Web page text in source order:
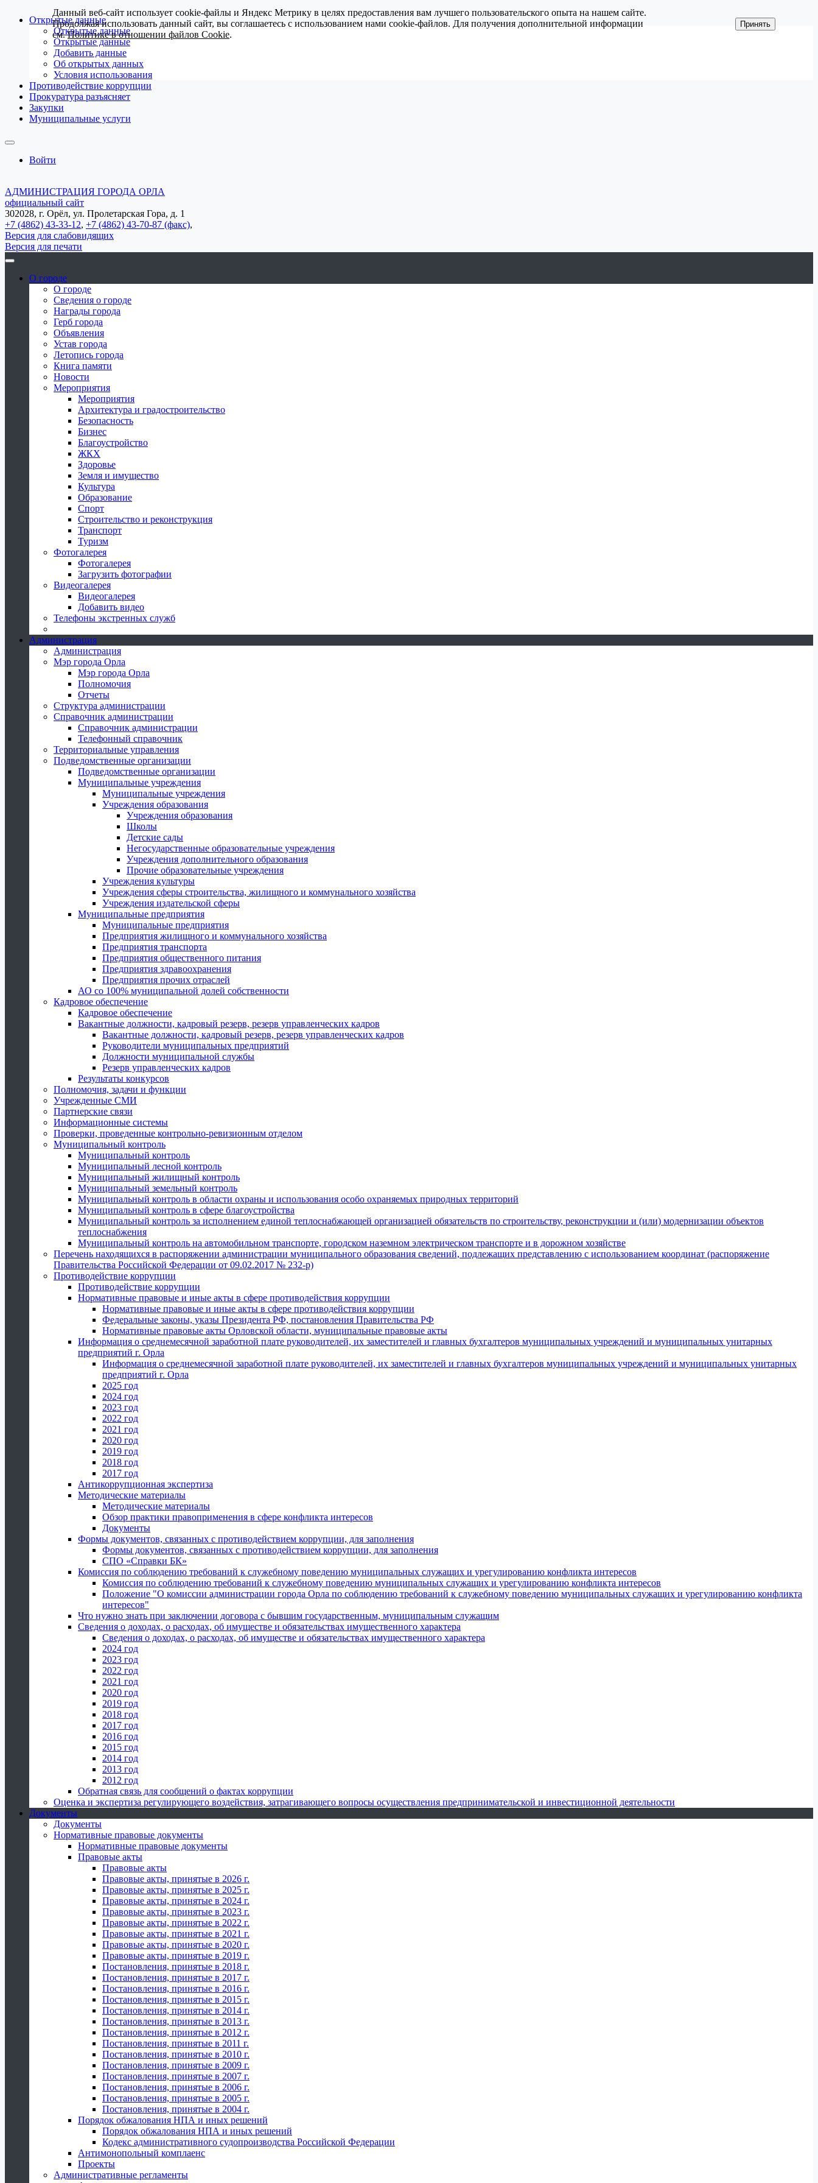
Открытые данные
Открытые данные
Открытые данные
Добавить данные
Об открытых данных
Условия использования
Противодействие коррупции
Прокуратура разъясняет
Закупки
Муниципальные услуги
Войти
АДМИНИСТРАЦИЯ ГОРОДА ОРЛА
официальный сайт
302028, г. Орёл, ул. Пролетарская Гора, д. 1
+7 (4862) 43-33-12, +7 (4862) 43-70-87 (факс),
Версия для слабовидящих
Версия для печати
О городе
О городе
Сведения о городе
Награды города
Герб города
Объявления
Устав города
Летопись города
Книга памяти
Новости
Мероприятия
Мероприятия
Архитектура и градостроительство
Безопасность
Бизнес
Благоустройство
ЖКХ
Здоровье
Земля и имущество
Культура
Образование
Спорт
Строительство и реконструкция
Транспорт
Туризм
Фотогалерея
Фотогалерея
Загрузить фотографии
Видеогалерея
Видеогалерея
Добавить видео
Телефоны экстренных служб
Администрация
Администрация
Мэр города Орла
Мэр города Орла
Полномочия
Отчеты
Структура администрации
Справочник администрации
Справочник администрации
Телефонный справочник
Территориальные управления
Подведомственные организации
Подведомственные организации
Муниципальные учреждения
Муниципальные учреждения
Учреждения образования
Учреждения образования
Школы
Детские сады
Негосударственные образовательные учреждения
Учреждения дополнительного образования
Прочие образовательные учреждения
Учреждения культуры
Учреждения сферы строительства, жилищного и коммунального хозяйства
Учреждения издательской сферы
Муниципальные предприятия
Муниципальные предприятия
Предприятия жилищного и коммунального хозяйства
Предприятия транспорта
Предприятия общественного питания
Предприятия здравоохранения
Предприятия прочих отраслей
АО со 100% муниципальной долей собственности
Кадровое обеспечение
Кадровое обеспечение
Вакантные должности, кадровый резерв, резерв управленческих кадров
Вакантные должности, кадровый резерв, резерв управленческих кадров
Руководители муниципальных предприятий
Должности муниципальной службы
Резерв управленческих кадров
Результаты конкурсов
Полномочия, задачи и функции
Учрежденные СМИ
Партнерские связи
Информационные системы
Проверки, проведенные контрольно-ревизионным отделом
Муниципальный контроль
Муниципальный контроль
Муниципальный лесной контроль
Муниципальный жилищный контроль
Муниципальный земельный контроль
Муниципальный контроль в области охраны и использования особо охраняемых природных территорий
Муниципальный контроль в сфере благоустройства
Муниципальный контроль за исполнением единой теплоснабжающей организацией обязательств по строительству, реконструкции и (или) модернизации объектов
теплоснабжения
Муниципальный контроль на автомобильном транспорте, городском наземном электрическом транспорте и в дорожном хозяйстве
Перечень находящихся в распоряжении администрации муниципального образования сведений, подлежащих представлению с использованием координат (распоряжение
Правительства Российской Федерации от 09.02.2017 № 232-р)
Противодействие коррупции
Противодействие коррупции
Нормативные правовые и иные акты в сфере противодействия коррупции
Нормативные правовые и иные акты в сфере противодействия коррупции
Федеральные законы, указы Президента РФ, постановления Правительства РФ
Нормативные правовые акты Орловской области, муниципальные правовые акты
Информация о среднемесячной заработной плате руководителей, их заместителей и главных бухгалтеров муниципальных учреждений и муниципальных унитарных
предприятий г. Орла
Информация о среднемесячной заработной плате руководителей, их заместителей и главных бухгалтеров муниципальных учреждений и муниципальных унитарных
предприятий г. Орла
2025 год
2024 год
2023 год
2022 год
2021 год
2020 год
2019 год
2018 год
2017 год
Антикоррупционная экспертиза
Методические материалы
Методические материалы
Обзор практики правоприменения в сфере конфликта интересов
Документы
Формы документов, связанных с противодействием коррупции, для заполнения
Формы документов, связанных с противодействием коррупции, для заполнения
СПО «Справки БК»
Комиссия по соблюдению требований к служебному поведению муниципальных служащих и урегулированию конфликта интересов
Комиссия по соблюдению требований к служебному поведению муниципальных служащих и урегулированию конфликта интересов
Положение "О комиссии администрации города Орла по соблюдению требований к служебному поведению муниципальных служащих и урегулированию конфликта
интересов"
Что нужно знать при заключении договора с бывшим государственным, муниципальным служащим
Сведения о доходах, о расходах, об имуществе и обязательствах имущественного характера
Сведения о доходах, о расходах, об имуществе и обязательствах имущественного характера
2024 год
2023 год
2022 год
2021 год
2020 год
2019 год
2018 год
2017 год
2016 год
2015 год
2014 год
2013 год
2012 год
Обратная связь для сообщений о фактах коррупции
Оценка и экспертиза регулирующего воздействия, затрагивающего вопросы осуществления предпринимательской и инвестиционной деятельности
Документы
Документы
Нормативные правовые документы
Нормативные правовые документы
Правовые акты
Правовые акты
Правовые акты, принятые в 2026 г.
Правовые акты, принятые в 2025 г.
Правовые акты, принятые в 2024 г.
Правовые акты, принятые в 2023 г.
Правовые акты, принятые в 2022 г.
Правовые акты, принятые в 2021 г.
Правовые акты, принятые в 2020 г.
Правовые акты, принятые в 2019 г.
Постановления, принятые в 2018 г.
Постановления, принятые в 2017 г.
Постановления, принятые в 2016 г.
Постановления, принятые в 2015 г.
Постановления, принятые в 2014 г.
Постановления, принятые в 2013 г.
Постановления, принятые в 2012 г.
Постановления, принятые в 2011 г.
Постановления, принятые в 2010 г.
Постановления, принятые в 2009 г.
Постановления, принятые в 2007 г.
Постановления, принятые в 2006 г.
Постановления, принятые в 2005 г.
Постановления, принятые в 2004 г.
Порядок обжалования НПА и иных решений
Порядок обжалования НПА и иных решений
Кодекс административного судопроизводства Российской Федерации
Антимонопольный комплаенс
Проекты
Административные регламенты
Данный веб-сайт использует cookie-файлы и Яндекс Метрику в целях предоставления вам лучшего пользовательского опыта на нашем сайте.
Продолжая использовать данный сайт, вы соглашаетесь с использованием нами cookie-файлов. Для получения дополнительной информации
см.Политике в отношении файлов Cookie.
Принять